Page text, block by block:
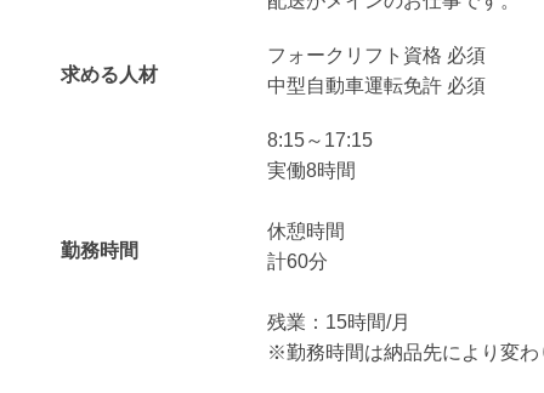
求める人材
フォークリフト資格 必須
中型自動車運転免許 必須
勤務時間
8:15～17:15
実働8時間
休憩時間
計60分
残業：15時間/月
※勤務時間は納品先により変わ